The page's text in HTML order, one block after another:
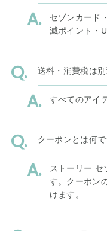
セゾンカード
滅ポイント・
送料・消費税は
すべてのアイ
クーポンとは何で
ストーリー セ
す。クーポン
けます。